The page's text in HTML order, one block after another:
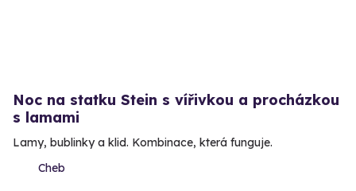
Noc na statku Stein s vířivkou a procházkou
s lamami
Lamy, bublinky a klid. Kombinace, která funguje.
Cheb